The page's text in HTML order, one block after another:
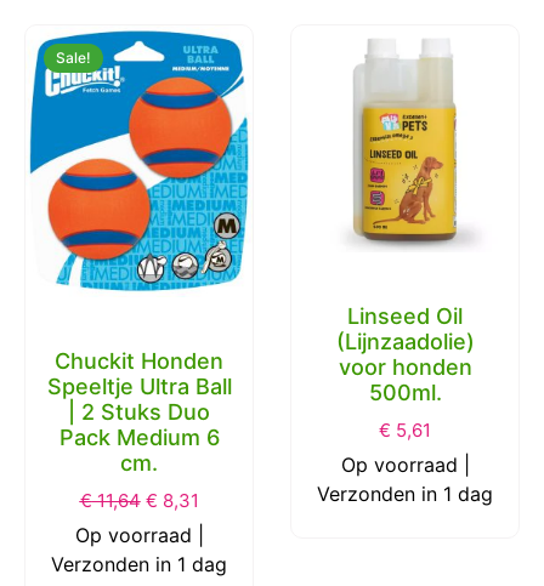
Sale!
Chuckit Honden
Speeltje Ultra Ball
| 2 Stuks Duo
Pack Medium 6
cm.
€11,64 € 8,31
Op voorraad |
Verzonden in 1 dag
Linseed Oil
(Lijnzaadolie)
voor honden
500ml.
€ 5,61
Op voorraad |
Verzonden in 1 dag